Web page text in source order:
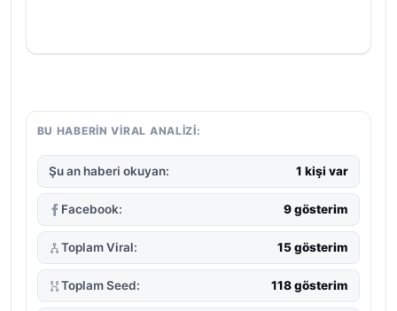
BU HABERIN VIRAL ANALIZI:
Şu an haberi okuyan: 1 kişi var
Facebook: 9 gösterim
Toplam Viral: 15 gösterim
Toplam Seed: 118 gösterim